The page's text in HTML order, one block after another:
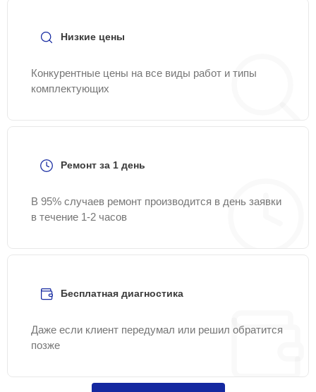
Низкие цены
Конкурентные цены на все виды работ и типы
комплектующих
Ремонт за 1 день
В 95% случаев ремонт производится в день заявки
в течение 1-2 часов
Бесплатная диагностика
Даже если клиент передумал или решил обратится
позже